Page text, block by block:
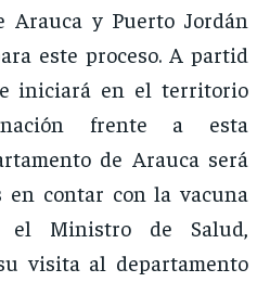
Arauca y Puerto Jordán
este proceso. A partid
iniciará en el territorio
frente a esta
de Arauca será
contar con la vacuna
el Ministro de Salud,
visita al departamento